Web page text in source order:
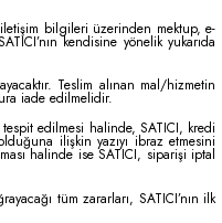
bilgileri üzerinden mektup, e-
kendisine yönelik yukarıda
Teslim alınan mal/hizmetin
iade edilmelidir.
tespit edilmesi halinde, SATICI, kredi
ilişkin yazıyı ibraz etmesini
halinde ise SATICI, siparişi iptal
tüm zararları, SATICI’nın ilk